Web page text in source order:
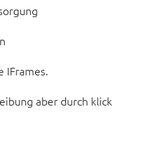
IFrames.
aber durch klick